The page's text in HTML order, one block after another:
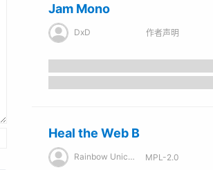
Jam Mono
DxD 作者声明
Heal the Web B
Rainbow Unicorn MPL-2.0